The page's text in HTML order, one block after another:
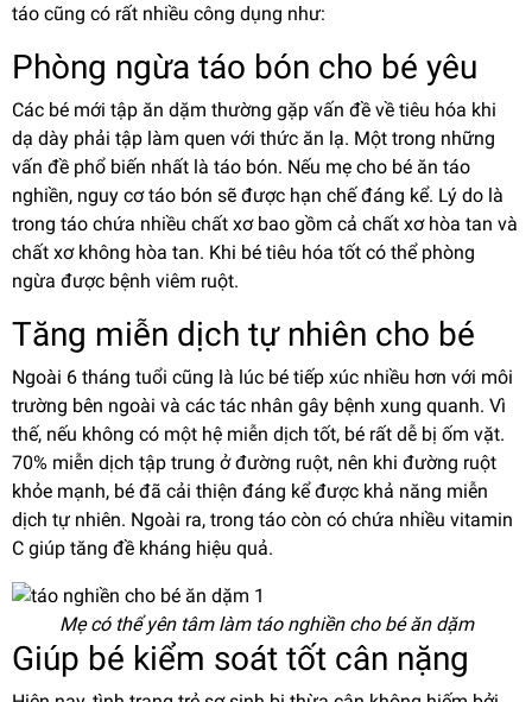
táo cũng có rất nhiều công dụng như:
Phòng ngừa táo bón cho bé yêu
Các bé mới tập ăn dặm thường gặp vấn đề về tiêu hóa khi
dạ dày phải tập làm quen với thức ăn lạ. Một trong những
vấn đề phổ biến nhất là táo bón. Nếu mẹ cho bé ăn táo
nghiền, nguy cơ táo bón sẽ được hạn chế đáng kể. Lý do là
trong táo chứa nhiều chất xơ bao gồm cả chất xơ hòa tan và
chất xơ không hòa tan. Khi bé tiêu hóa tốt có thể phòng
ngừa được bệnh viêm ruột.
Tăng miễn dịch tự nhiên cho bé
Ngoài 6 tháng tuổi cũng là lúc bé tiếp xúc nhiều hơn với môi
trường bên ngoài và các tác nhân gây bệnh xung quanh. Vì
thế, nếu không có một hệ miễn dịch tốt, bé rất dễ bị ốm vặt.
70% miễn dịch tập trung ở đường ruột, nên khi đường ruột
khỏe mạnh, bé đã cải thiện đáng kể được khả năng miễn
dịch tự nhiên. Ngoài ra, trong táo còn có chứa nhiều vitamin
C giúp tăng đề kháng hiệu quả.
Mẹ có thể yên tâm làm táo nghiền cho bé ăn dặm
Giúp bé kiểm soát tốt cân nặng